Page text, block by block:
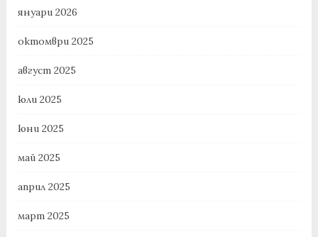
януари 2026
октомври 2025
август 2025
юли 2025
юни 2025
май 2025
април 2025
март 2025